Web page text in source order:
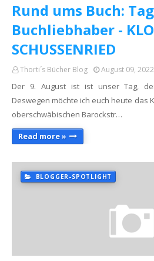
Rund ums Buch:
Buchliebhaber -
SCHUSSENRIED
Thorti´s Bücher Blog August 09, 2022
Der 9. August ist ist unser Tag,
Deswegen möchte ich euch heute das
oberschwäbischen Barockstr…
Read more »
BLOGGER-SPOTLIGHT